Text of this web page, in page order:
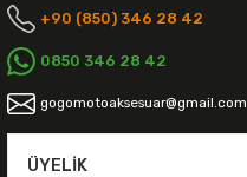
+90 (850) 346 28 42
0850 346 28 42
gogomotoaksesuar@gmail.com
ÜYELIK